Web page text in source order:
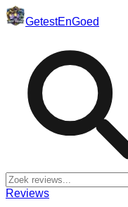
GetestEnGoed
Reviews